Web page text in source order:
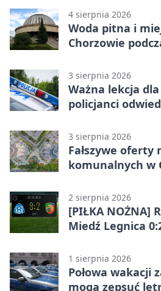
4 sierpnia 2026
Woda pitna i
Chorzowie
3 sierpnia 2026
Ważna lekcja
policjanci
3 sierpnia 2026
Fałszywe oferty
komunalnych w
2 sierpnia 2026
[PIŁKA NOŻNA]
Miedź Legnica
1 sierpnia 2026
Połowa wakacji
mogą zepsuć